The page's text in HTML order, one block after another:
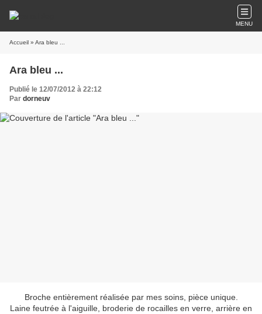
MENU
Accueil » Ara bleu ...
Ara bleu ...
Publié le 12/07/2012 à 22:12
Par dorneuv
Broche entièrement réalisée par mes soins, pièce unique.
Laine feutrée à l'aiguille, broderie de rocailles en verre, arrière en